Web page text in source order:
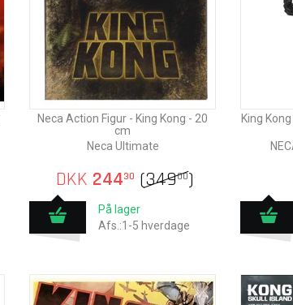
Neca Action Figur - King Kong - 20
cm
Neca Ultimate
DKK 24430 (34900)
På lager
Afs.:1-5 hverdage
King